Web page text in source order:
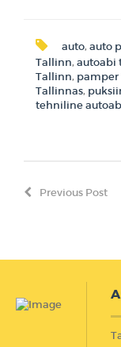
auto, auto
Tallinn, autoabi
Tallinn, pamper
Tallinnas,
tehniline
Previous Post